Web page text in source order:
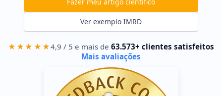
Ver exemplo IMRD
★★★★★4,9 / 5 e mais de63.573+ clientes satisfeitos
Mais avaliações